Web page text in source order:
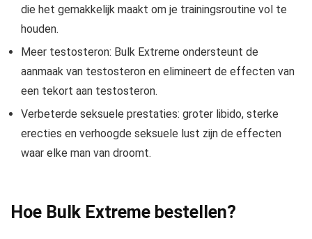
die het gemakkelijk maakt om je trainingsroutine vol te
houden.
Meer testosteron: Bulk Extreme ondersteunt de
aanmaak van testosteron en elimineert de effecten van
een tekort aan testosteron.
Verbeterde seksuele prestaties: groter libido, sterke
erecties en verhoogde seksuele lust zijn de effecten
waar elke man van droomt.
Hoe Bulk Extreme bestellen?